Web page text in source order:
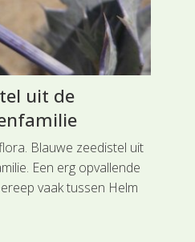
uit de
Blauwe zeedistel uit
Een erg opvallende
vaak tussen Helm